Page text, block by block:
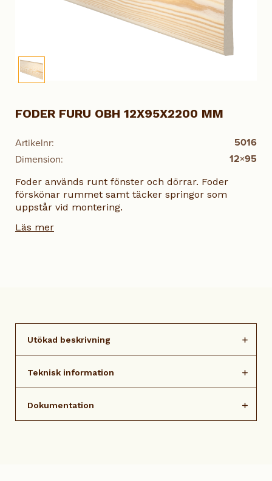
Artikelnr: 5016
Dimension: 12×95
FODER FURU OBH 12X95X2200 MM
Foder används runt fönster och dörrar. Foder
förskönar rummet samt täcker springor som
uppstår vid montering.
Läs mer
Utökad beskrivning
Teknisk information
Dokumentation